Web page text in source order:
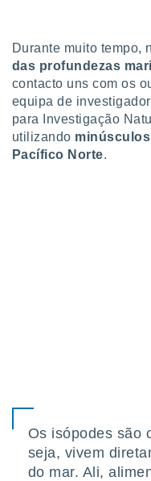
com
Pode
na nossa
e
a
site
caso,
Durante muito tempo,
das profundezas
contacto uns com os
equipa de
para Investigação
utilizando
Pacífico Norte.
Os isópodes são
seja, vivem
do mar. Ali,